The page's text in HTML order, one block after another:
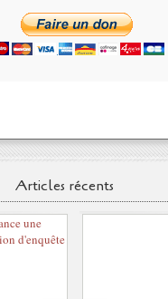
Articles récents